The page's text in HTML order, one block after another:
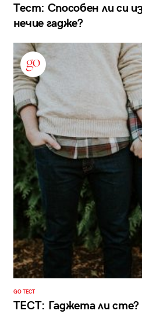
Тест: Способен ли си
нечие гадже?
GO ТЕСТ
ТЕСТ: Гаджета ли сте?